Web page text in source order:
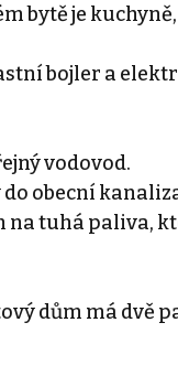
bytě je
bojler a
vodovod.
do obecní
tuhá paliva,
dům má dvě